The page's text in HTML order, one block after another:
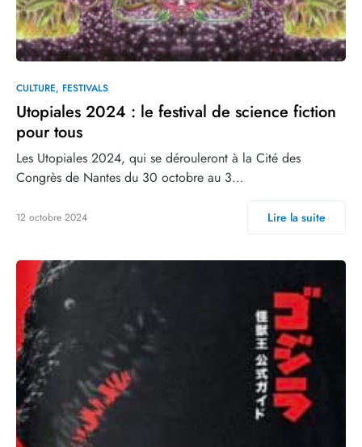
CULTURE FESTIVALS
Utopiales 2024 : le festival de science fiction
pour tous
Les Utopiales 2024, qui se dérouleront à la Cité des
Congrès de Nantes du 30 octobre au 3…
12 octobre 2024 Lire la suite